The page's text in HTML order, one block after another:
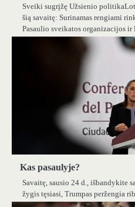
Sveiki sugrįžę Užsienio
šią savaitę: Surinamas rengiami
Pasaulio sveikatos organizacijos
Kas pasaulyje?
Savaitę, sausio 24 d., išbandykite
žygis tęsiasi, Trumpas peržengia